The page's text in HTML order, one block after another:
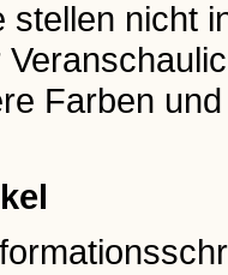
stellen nicht
Farben